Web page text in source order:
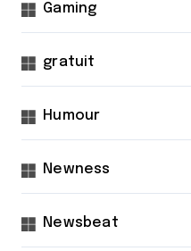
Gaming
gratuit
Humour
Newness
Newsbeat